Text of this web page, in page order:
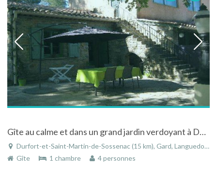
Gîte au calme et dans un grand jardin verdoyant à Durfort-et-Saint-Martin-de-Sossenac dans le Gard
Durfort-et-Saint-Martin-de-Sossenac (15 km), Gard, Languedoc-Roussillon, Occitanie, France
Gîte
1 chambre 4 personnes